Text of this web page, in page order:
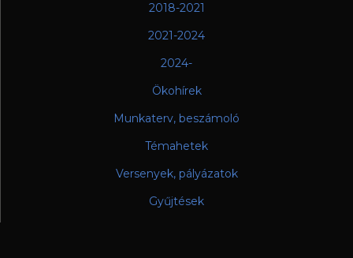
2018-2021
2021-2024
2024-
Ökohírek
Munkaterv, beszámoló
Témahetek
Versenyek, pályázatok
Gyűjtések